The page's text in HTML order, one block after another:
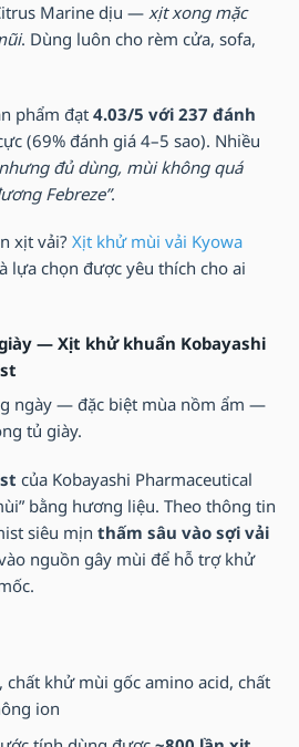
Marine dịu — xịt xong mặc
. Dùng luôn cho rèm cửa, sofa,
phẩm đạt 4.03/5 với 237 đánh
(69% đánh giá 4–5 sao). Nhiều
đủ dùng, mùi không quá
Febreze”.
xịt vải? Xịt khử mùi vải Kyowa
lựa chọn được yêu thích cho ai
— Xịt khử khuẩn Kobayashi
ngày — đặc biệt mùa nồm ẩm —
tủ giày.
của Kobayashi Pharmaceutical
bằng hương liệu. Theo thông tin
siêu mịn thấm sâu vào sợi vải
nguồn gây mùi để hỗ trợ khử
chất khử mùi gốc amino acid, chất
ion